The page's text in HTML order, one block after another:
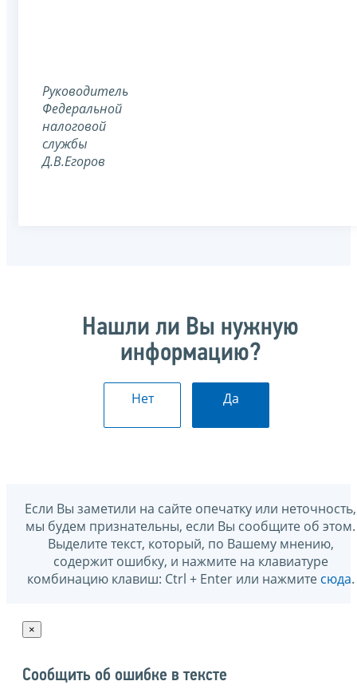
Руководитель
Федеральной
налоговой
службы
Д.В.Егоров
Нашли ли Вы нужную
информацию?
Нет Да
Если Вы заметили на сайте опечатку или неточность,
мы будем признательны, если Вы сообщите об этом.
Выделите текст, который, по Вашему мнению,
содержит ошибку, и нажмите на клавиатуре
комбинацию клавиш: Ctrl + Enter или нажмите сюда.
×
Сообщить об ошибке в тексте